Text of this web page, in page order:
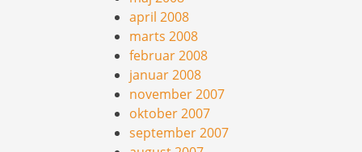
april 2008
marts 2008
februar 2008
januar 2008
november 2007
oktober 2007
september 2007